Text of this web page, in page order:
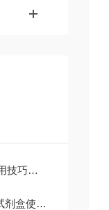
要求
遵守的规范